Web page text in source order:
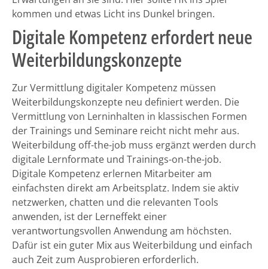
kommen und etwas Licht ins Dunkel bringen.
Digitale Kompetenz erfordert neue
Weiterbildungskonzepte
Zur Vermittlung digitaler Kompetenz müssen
Weiterbildungskonzepte neu definiert werden. Die
Vermittlung von Lerninhalten in klassischen Formen
der Trainings und Seminare reicht nicht mehr aus.
Weiterbildung off-the-job muss ergänzt werden durch
digitale Lernformate und Trainings-on-the-job.
Digitale Kompetenz erlernen Mitarbeiter am
einfachsten direkt am Arbeitsplatz. Indem sie aktiv
netzwerken, chatten und die relevanten Tools
anwenden, ist der Lerneffekt einer
verantwortungsvollen Anwendung am höchsten.
Dafür ist ein guter Mix aus Weiterbildung und einfach
auch Zeit zum Ausprobieren erforderlich.